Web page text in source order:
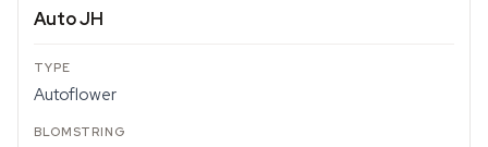
Auto JH
Autoflower